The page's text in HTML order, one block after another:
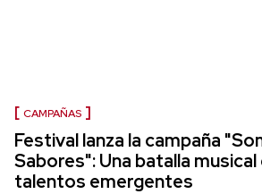
CAMPAÑAS
Festival lanza la campaña
Sabores": Una batalla
talentos emergentes